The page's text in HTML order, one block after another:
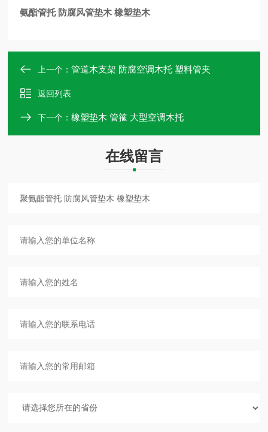
氨酯管托 防腐风管垫木 橡塑垫木
上一个：管道木支架 防腐空调木托 塑料管夹
返回列表
下一个：橡塑垫木 管箍 大型空调木托
在线留言